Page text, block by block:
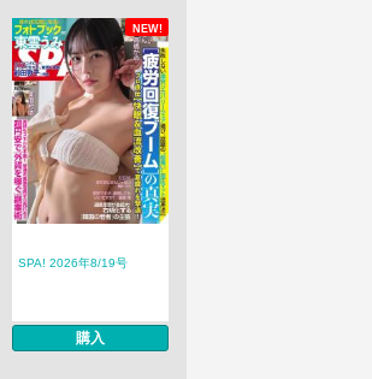
NEW!
SPA! 2026年8/19号
購入